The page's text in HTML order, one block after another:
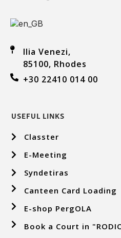
Ilia Venezi,
85100, Rhodes
+30 22410 014 00
USEFUL LINKS
Classter
E-Meeting
Syndetiras
Canteen Card Loading
E-shop PergOLA
Book a Court in